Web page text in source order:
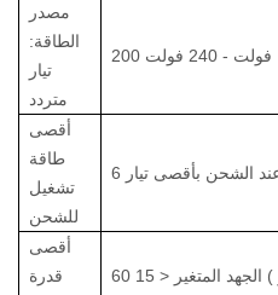
مصدر
الطاقة:
تيار
متردد
200 فولت - 240 فولت
أقصى
طاقة
تشغيل
للشحن
الشحن بأقصى تيار
أقصى
قدرة
) الجهد المتغير <
15